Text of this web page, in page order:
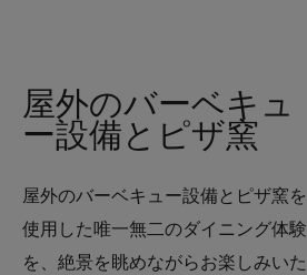
屋外のバーベキュ
ー設備とピザ窯
屋外のバーベキュー設備とピザ窯を
使用した唯一無二のダイニング体験
を、絶景を眺めながらお楽しみいた